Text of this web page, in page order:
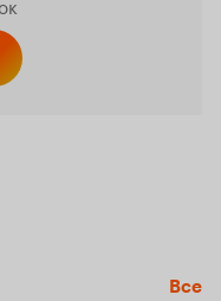
Все